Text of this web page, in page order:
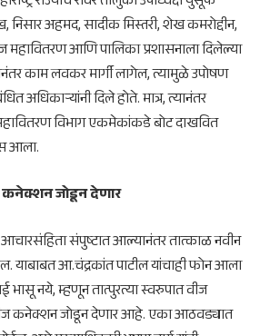
अहमद, सादीक मिस्तरी, शेख कमरोद्दीन,
महावितरण आणि पालिका प्रशासनाला दिलेल्या
काम लवकर मार्गी लागेल, त्यामुळे उपोषण
अधिकाऱ्यांनी दिले होते. मात्र, त्यानंतर
विभाग एकमेकांकडे बोट दाखवित
आला.
कनेक्शन जोडून देणार
संपुष्टात आल्यानंतर तात्काळ नवीन
याबाबत आ.चंद्रकांत पाटील यांचाही फोन आला
भासू नये, म्हणून तात्पुरत्या स्वरुपात वीज
कनेक्शन जोडून देणार आहे. एका आठवड्यात